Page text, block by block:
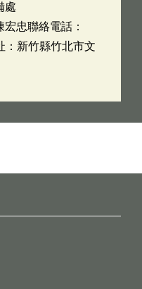
處
忠聯絡電話：
：新竹縣竹北市文